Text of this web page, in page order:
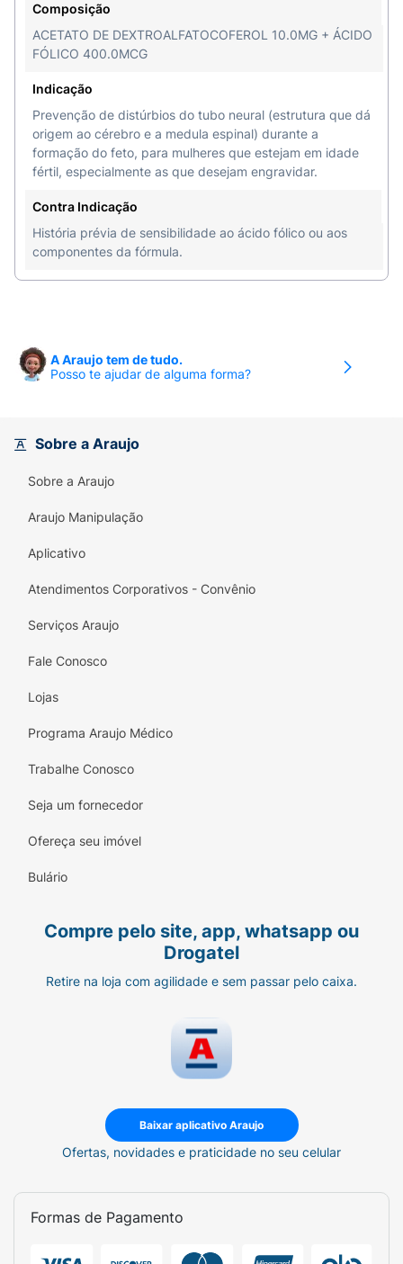
Composição
ACETATO DE DEXTROALFATOCOFEROL 10.0MG + ÁCIDO
FÓLICO 400.0MCG
Indicação
Prevenção de distúrbios do tubo neural (estrutura que dá
origem ao cérebro e a medula espinal) durante a
formação do feto, para mulheres que estejam em idade
fértil, especialmente as que desejam engravidar.
Contra Indicação
História prévia de sensibilidade ao ácido fólico ou aos
componentes da fórmula.
A Araujo tem de tudo.
Posso te ajudar de alguma forma?
Sobre a Araujo
Sobre a Araujo
Araujo Manipulação
Aplicativo
Atendimentos Corporativos - Convênio
Serviços Araujo
Fale Conosco
Lojas
Programa Araujo Médico
Trabalhe Conosco
Seja um fornecedor
Ofereça seu imóvel
Bulário
Compre pelo site, app, whatsapp ou
Drogatel
Retire na loja com agilidade e sem passar pelo caixa.
Baixar aplicativo Araujo
Ofertas, novidades e praticidade no seu celular
Formas de Pagamento